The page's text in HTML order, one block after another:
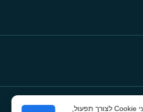
האתר משתמש בקובצי Cookie לצורך תפעול,